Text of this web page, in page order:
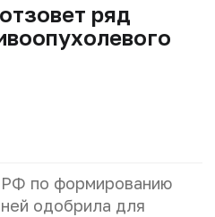
ряд
по формированию
одобрила для